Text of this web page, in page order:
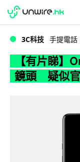
WWDC 2026
3C科技 手提電話
【有片睇】
鏡頭 疑似官